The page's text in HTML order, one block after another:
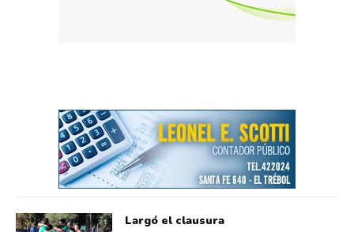
Largó el clausura